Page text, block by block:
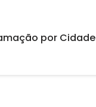
por Cidade